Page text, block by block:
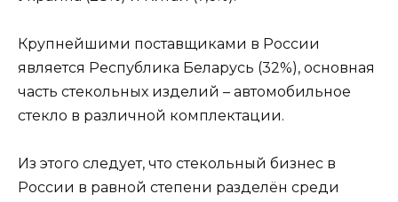
Крупнейшими поставщиками в России
является Республика Беларусь (32%), основная
часть стекольных изделий – автомобильное
стекло в различной комплектации.
Из этого следует, что стекольный бизнес в
России в равной степени разделён среди